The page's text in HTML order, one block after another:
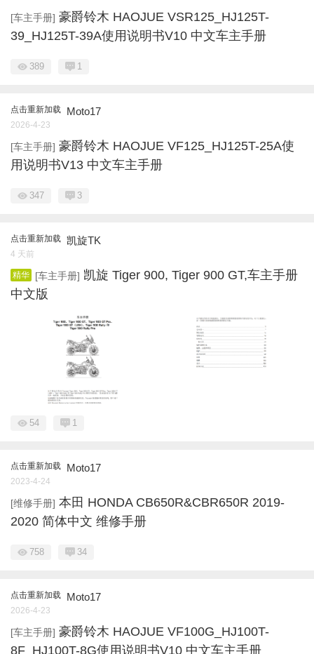
[车主手册] 豪爵铃木 HAOJUE VSR125_HJ125T-
39_HJ125T-39A使用说明书V10 中文车主手册
389 1
点击重新加载 Moto17
2026-4-23
[车主手册] 豪爵铃木 HAOJUE VF125_HJ125T-25A使
用说明书V13 中文车主手册
347 3
点击重新加载 凯旋TK
4 天前
精华 [车主手册] 凯旋 Tiger 900, Tiger 900 GT,车主手册
中文版
54 1
点击重新加载 Moto17
2023-4-24
[维修手册] 本田 HONDA CB650R&CBR650R 2019-
2020 简体中文 维修手册
758 34
点击重新加载 Moto17
2026-4-23
[车主手册] 豪爵铃木 HAOJUE VF100G_HJ100T-
8F_HJ100T-8G使用说明书V10 中文车主手册